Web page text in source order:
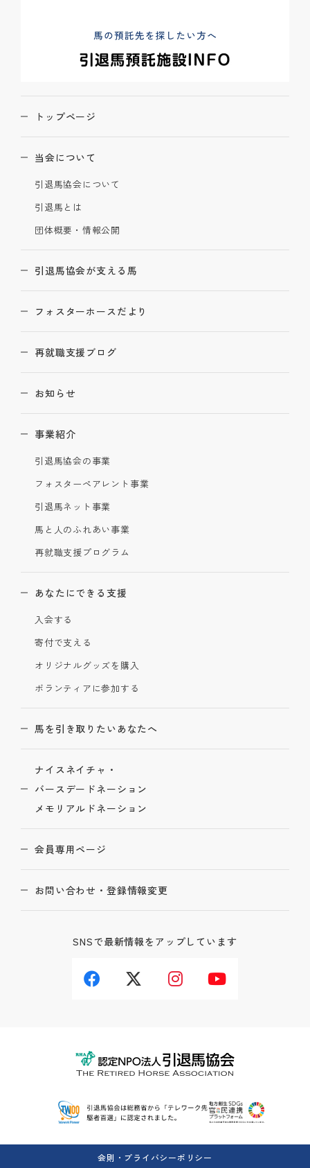
トップページ
当会について
引退馬協会について
引退馬とは
団体概要・情報公開
引退馬協会が支える馬
フォスターホースだより
再就職支援ブログ
お知らせ
事業紹介
引退馬協会の事業
フォスターペアレント事業
引退馬ネット事業
馬と人のふれあい事業
再就職支援プログラム
あなたにできる支援
入会する
寄付で支える
オリジナルグッズを購入
ボランティアに参加する
馬を引き取りたいあなたへ
ナイスネイチャ・
バースデードネーション
メモリアルドネーション
会員専用ページ
お問い合わせ・登録情報変更
SNSで最新情報をアップしています
会則・プライバシーポリシー